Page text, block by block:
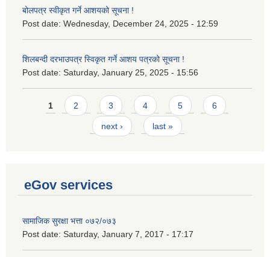
बोलपत्र स्वीकृत गर्ने आशयको सूचना !
Post date: Wednesday, December 24, 2025 - 12:59
शिलबन्दी दरभाउपत्र स्विकृत गर्ने आशय पत्रको सूचना !
Post date: Saturday, January 25, 2025 - 15:56
Pages
1 2 3 4 5 6
next › last »
eGov services
सामाजिक सुरक्षा भत्ता ०७२/०७३
Post date: Saturday, January 7, 2017 - 17:17